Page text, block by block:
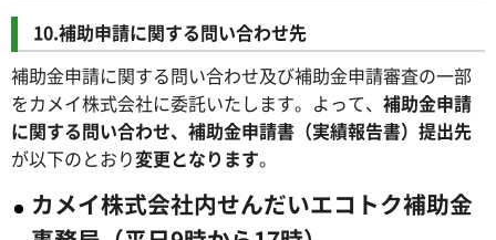
10.補助申請に関する問い合わせ先
補助金申請に関する問い合わせ及び補助金申請審査の一部
をカメイ株式会社に委託いたします。よって、 補助金申請
に関する問い合わせ、補助金申請書（実績報告書）提出先
が以下のとおり変更となります。
カメイ株式会社内せんだいエコトク補助金